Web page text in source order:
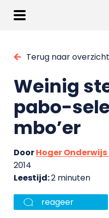
Terug naar overzicht
Weinig
pabo-
mbo’er
DoorHoger
2014
Leestijd:2 minuten
reageer